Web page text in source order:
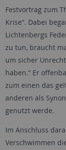
Festvortrag zum
Krise“. Dabei
Lichtenbergs
zu tun, braucht
um sicher
haben.“ Er
zum einen das
anderen als
genutzt werde.
Im Anschluss
Verschwimmen